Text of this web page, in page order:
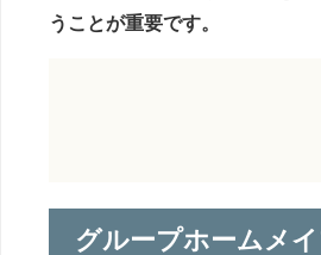
うことが重要です。
グループホームメ